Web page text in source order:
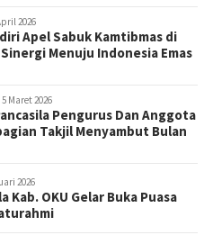
2026
Apel Sabuk Kamtibmas di
Menuju Indonesia Emas
5 Maret 2026
Pengurus Dan Anggota
Takjil Menyambut Bulan
2026
Kab. OKU Gelar Buka Puasa